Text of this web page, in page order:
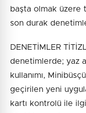
başta olmak üzere
son durak
DENETİMLER
denetimlerde; yaz
kullanımı,
geçirilen yeni
kartı kontrolü ile